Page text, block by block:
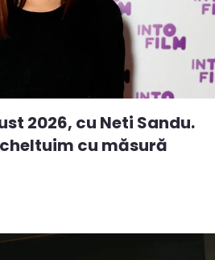
2026, cu Neti Sandu.
cu măsură